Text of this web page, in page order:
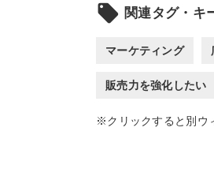
local_offer 関連タグ・キ
マーケティング
販売力を強化したい
※クリックすると別ウ